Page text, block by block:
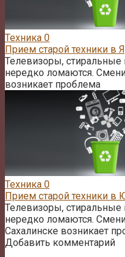
Техника 0
Прием старой техники в
Телевизоры,
нередко ломаются.
возникает проблема
Техника 0
Прием старой техники в
Телевизоры,
нередко ломаются.
Сахалинске возникает
Добавить комментарий